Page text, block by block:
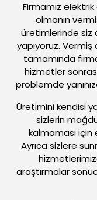
Firmamız
olmanın
üretimlerinde siz
yapıyoruz.
tamamında
hizmetler
problemde
Üretimini kendisi
sizlerin
kalmaması için
Ayrıca sizlere
araştırmalar